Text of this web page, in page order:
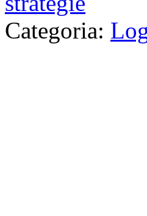
Categoria: